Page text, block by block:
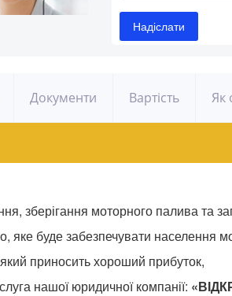
Документи Вартість Як
зберігання моторного палива та
яке буде забезпечувати населення
приносить хороший прибуток,
нашої юридичної компанії: